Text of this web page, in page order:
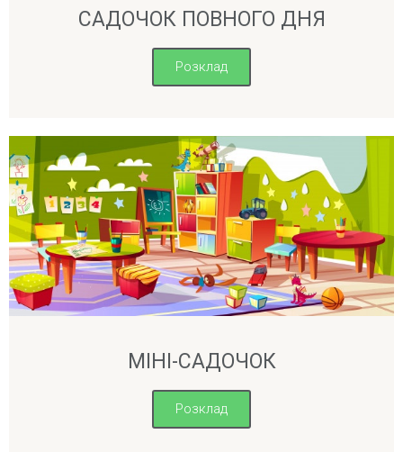
САДОЧОК ПОВНОГО ДНЯ
Розклад
МІНІ-САДОЧОК
Розклад